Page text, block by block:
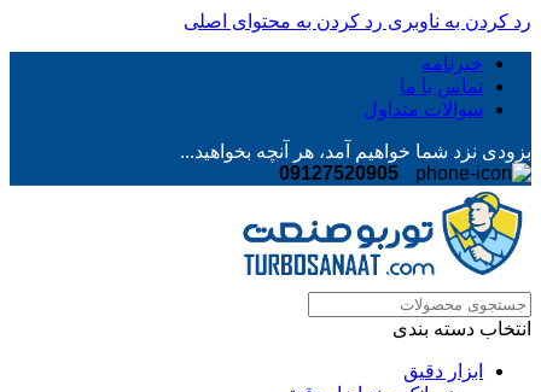
رد کردن به ناوبری رد کردن به محتوای اصلی
خبرنامه
تماس با ما
سوالات متداول
بزودی نزد شما خواهیم آمد، هر آنچه بخواهید...
09127520905
انتخاب دسته بندی
ابزار دقیق